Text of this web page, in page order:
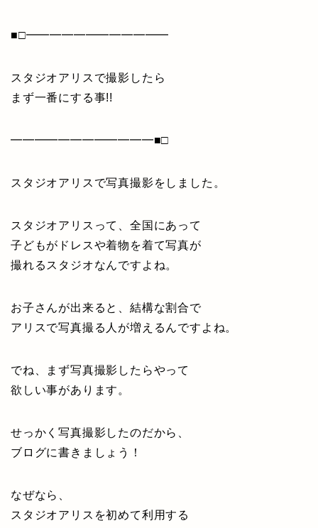
■□━━━━━━━━━━━━
スタジオアリスで撮影したら
まず一番にする事!!
━━━━━━━━━━━━■□
スタジオアリスで写真撮影をしました。
スタジオアリスって、全国にあって
子どもがドレスや着物を着て写真が
撮れるスタジオなんですよね。
お子さんが出来ると、結構な割合で
アリスで写真撮る人が増えるんですよね。
でね、まず写真撮影したらやって
欲しい事があります。
せっかく写真撮影したのだから、
ブログに書きましょう！
なぜなら、
スタジオアリスを初めて利用する